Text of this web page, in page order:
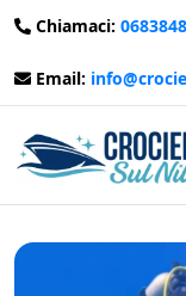
Chiamaci:
Email:
Home